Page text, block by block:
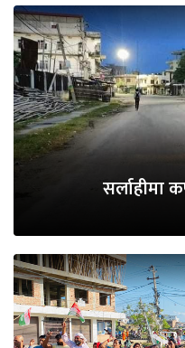
सर्लाहीमा